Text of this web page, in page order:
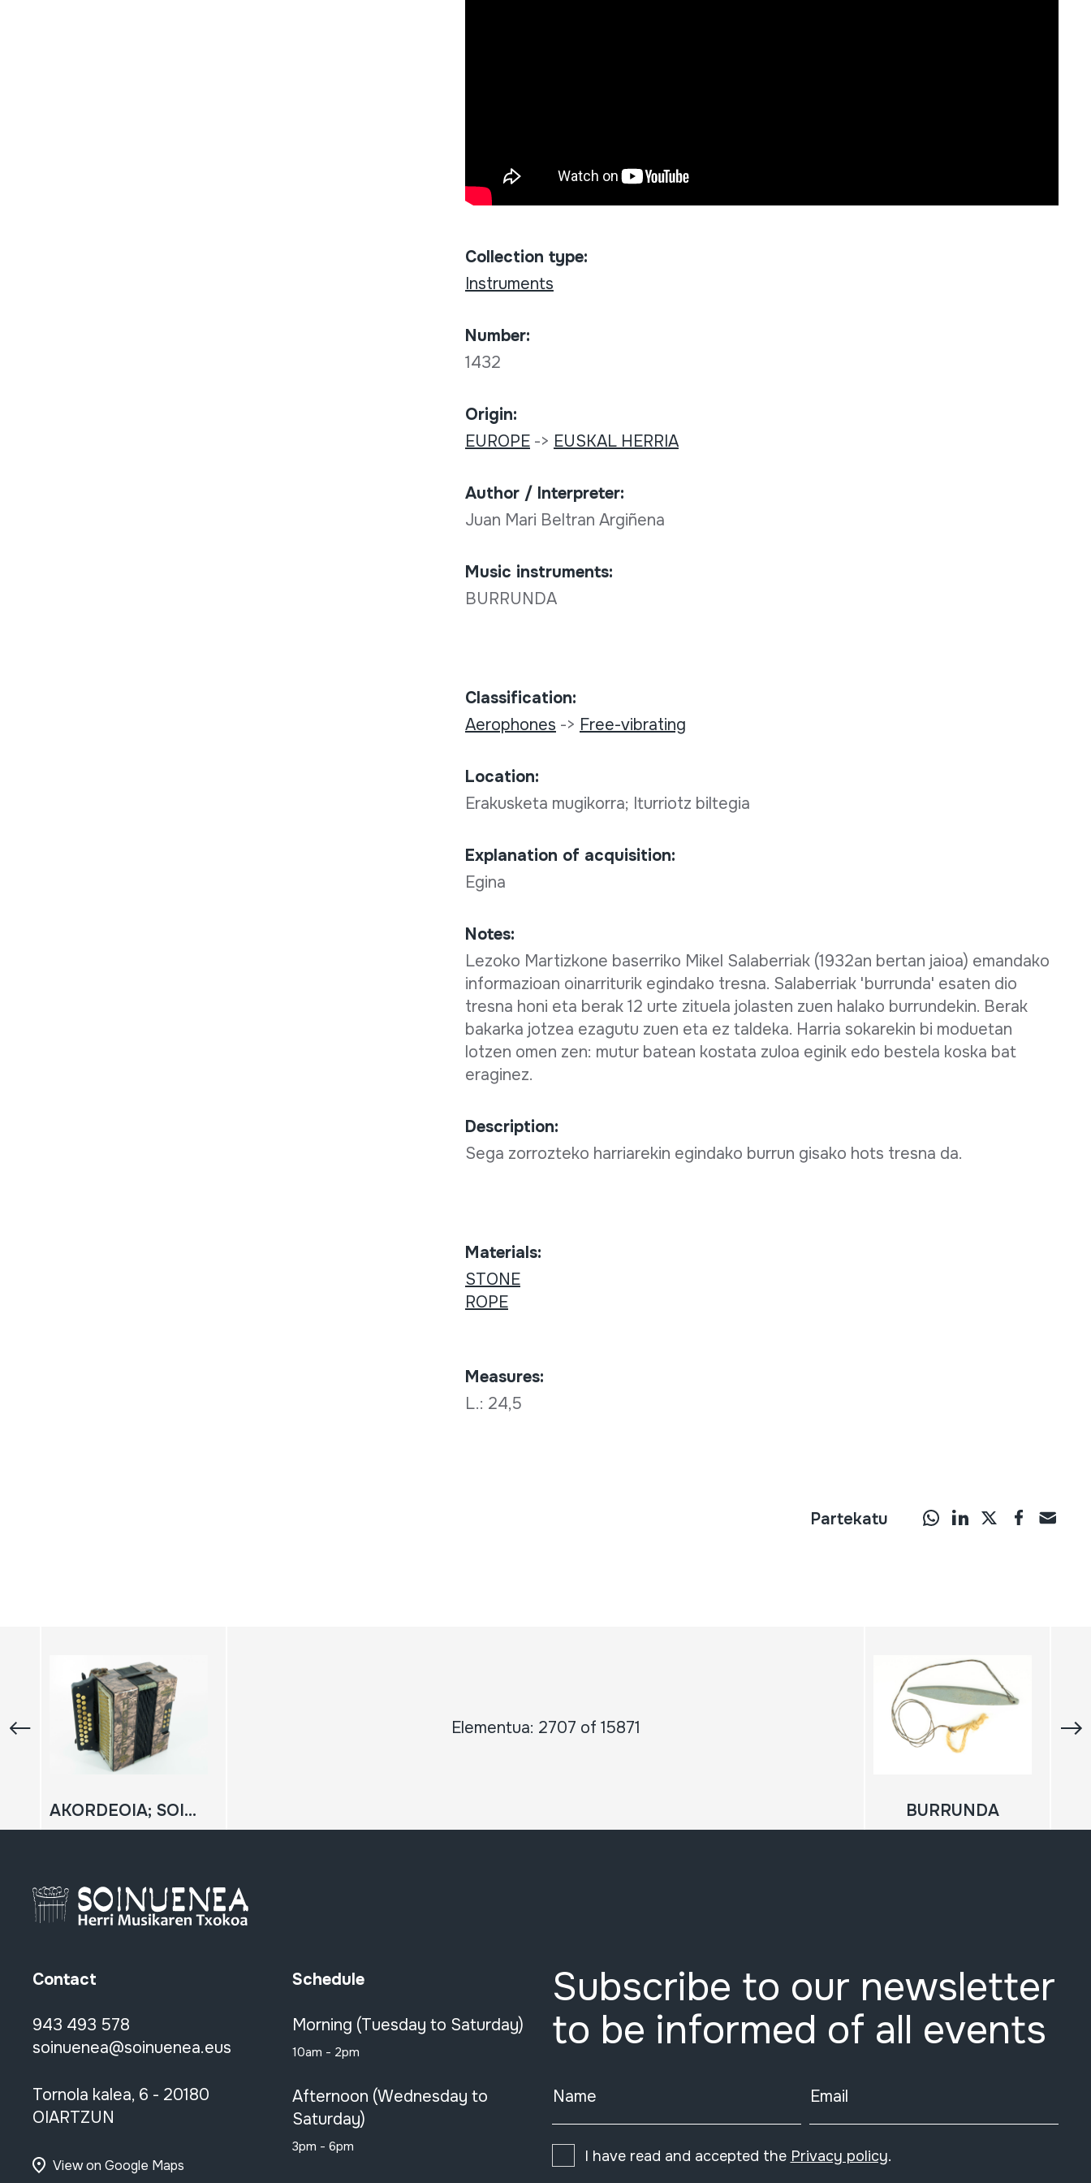
Collection type:
Instruments
Number:
1432
Origin:
EUROPE-> EUSKAL HERRIA
Author / Interpreter:
Juan Mari Beltran Argiñena
Music instruments:
BURRUNDA
Classification:
Aerophones -> Free-vibrating
Location:
Erakusketa mugikorra; Iturriotz biltegia
Explanation of acquisition:
Egina
Notes:
Lezoko Martizkone baserriko Mikel Salaberriak (1932an bertan jaioa) emandako
informazioan oinarriturik egindako tresna. Salaberriak 'burrunda' esaten dio
tresna honi eta berak 12 urte zituela jolasten zuen halako burrundekin. Berak
bakarka jotzea ezagutu zuen eta ez taldeka. Harria sokarekin bi moduetan
lotzen omen zen: mutur batean kostata zuloa eginik edo bestela koska bat
eraginez.
Description:
Sega zorrozteko harriarekin egindako burrun gisako hots tresna da.
Materials:
STONE
ROPE
Measures:
L.: 24,5
Partekatu
Elementua: 2707 of 15871
AKORDEOIA; SOINUA BURRUNDA
Contact
943 493 578
soinuenea@soinuenea.eus
Tornola kalea, 6 - 20180
OIARTZUN
View on Google Maps
Schedule
Morning (Tuesday to Saturday)
10am - 2pm
Afternoon (Wednesday to
Saturday)
3pm - 6pm
Subscribe to our newsletter
to be informed of all events
Name Email
I have read and accepted the Privacy policy.